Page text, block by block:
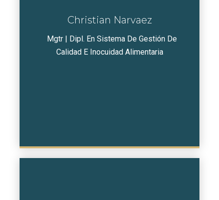
Christian Narvaez
Mgtr | Dipl. En Sistema De Gestión De
Calidad E Inocuidad Alimentaria